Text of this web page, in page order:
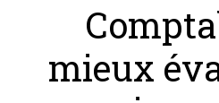
mieux